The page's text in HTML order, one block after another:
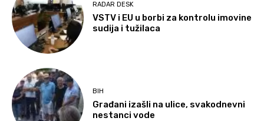
RADAR DESK
VSTV i EU u borbi za kontrolu imovine
sudija i tužilaca
BIH
Građani izašli na ulice, svakodnevni
nestanci vode